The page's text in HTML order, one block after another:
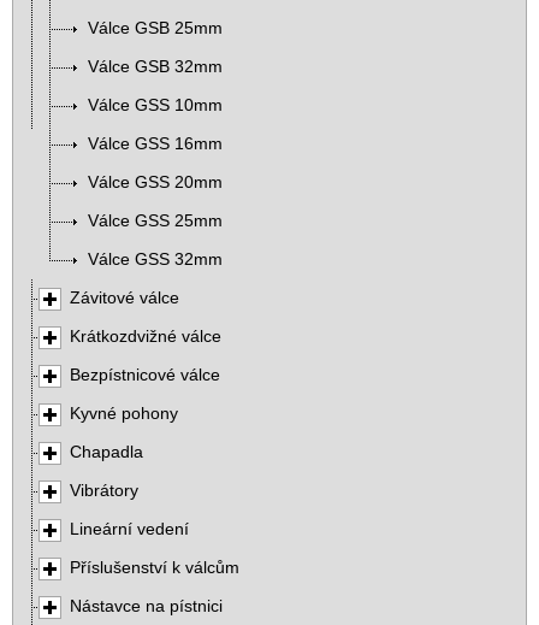
Válce GSB 25mm
Válce GSB 32mm
Válce GSS 10mm
Válce GSS 16mm
Válce GSS 20mm
Válce GSS 25mm
Válce GSS 32mm
Závitové válce
Krátkozdvižné válce
Bezpístnicové válce
Kyvné pohony
Chapadla
Vibrátory
Lineární vedení
Příslušenství k válcům
Nástavce na pístnici